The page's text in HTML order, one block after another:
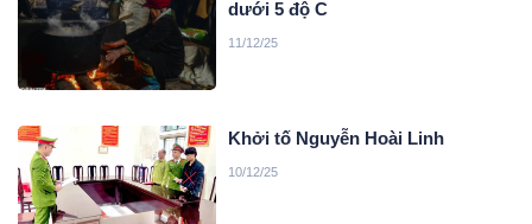
dưới 5 độ C
11/12/25
Khởi tố Nguyễn Hoài Linh
10/12/25